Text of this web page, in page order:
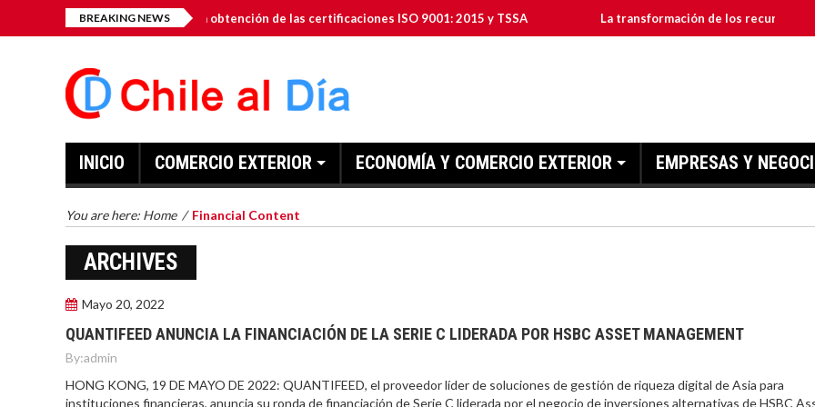
BREAKING NEWS
Dro-Gen Inc. anuncia la obtención de las certificaciones ISO 9001: 2015 y TSSA La transformación de los recursos humanos en
INICIO COMERCIO EXTERIOR ECONOMÍA Y COMERCIO EXTERIOR EMPRESAS Y
You are here: Home / Financial Content
ARCHIVES
Mayo 20, 2022
QUANTIFEED ANUNCIA LA FINANCIACIÓN DE LA SERIE C LIDERADA POR HSBC ASSET MANAGEMENT
By:admin
HONG KONG, 19 DE MAYO DE 2022: QUANTIFEED, el proveedor líder de soluciones de gestión de riqueza digital de Asia para
instituciones financieras, anuncia su ronda de financiación de Serie C liderada por el negocio de inversiones alternativas de HSBC